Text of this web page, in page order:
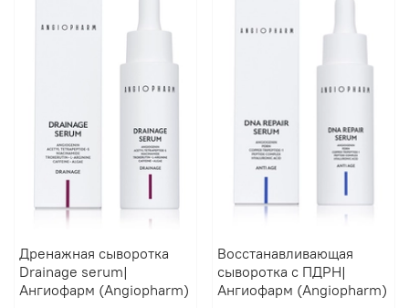
Дренажная сыворотка
Drainage serum|
Ангиофарм (Angiopharm)
Восстанавливающая
сыворотка с ПДРН|
Ангиофарм (Angiopharm)